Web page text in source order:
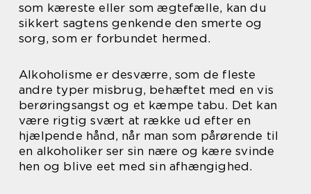
som kæreste eller som ægtefælle, kan du
sikkert sagtens genkende den smerte og
sorg, som er forbundet hermed.
Alkoholisme er desværre, som de fleste
andre typer misbrug, behæftet med en vis
berøringsangst og et kæmpe tabu. Det kan
være rigtig svært at række ud efter en
hjælpende hånd, når man som pårørende til
en alkoholiker ser sin nære og kære svinde
hen og blive eet med sin afhængighed.